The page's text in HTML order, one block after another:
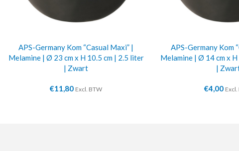
APS-Germany Kom “Casual Maxi” |
Melamine | Ø 23 cm x H 10.5 cm | 2.5 liter
| Zwart
€11,80 Excl. BTW
APS-Germany Kom
Melamine | Ø 14 cm x
|
€4,00